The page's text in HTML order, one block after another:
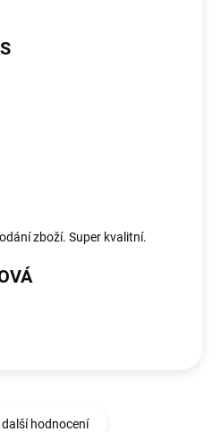
zboží. Super kvalitní.
hodnocení